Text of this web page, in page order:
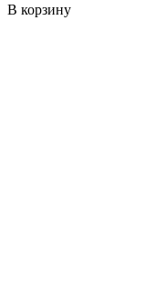
В корзину